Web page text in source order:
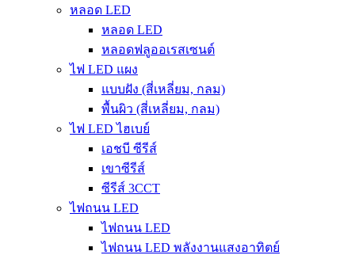
หลอด LED
หลอด LED
หลอดฟลูออเรสเซนต์
ไฟ LED แผง
แบบฝัง (สี่เหลี่ยม, กลม)
พื้นผิว (สี่เหลี่ยม, กลม)
ไฟ LED ไฮเบย์
เอชบี ซีรีส์
เขาซีรีส์
ซีรีส์ 3CCT
ไฟถนน LED
ไฟถนน LED
ไฟถนน LED พลังงานแสงอาทิตย์